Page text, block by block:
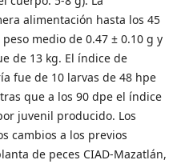
alimentación hasta los 45
medio de 0.47 ± 0.10 g y
de 13 kg. El índice de
fue de 10 larvas de 48 hpe
que a los 90 dpe el índice
juvenil producido. Los
cambios a los previos
de peces CIAD-Mazatlán,